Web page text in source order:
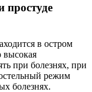
простуде
в остром
высокая
при болезнях, при
режим
болезнях.